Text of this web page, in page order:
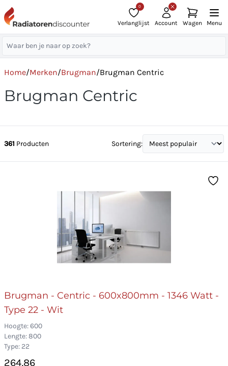
0
Verlanglijst Account Wagen Menu
Home/Merken/Brugman/Brugman Centric
Brugman Centric
361 Producten Sortering:
Brugman - Centric - 600x800mm - 1346 Watt -
Type 22 - Wit
Hoogte: 600
Lengte: 800
Type: 22
264,86